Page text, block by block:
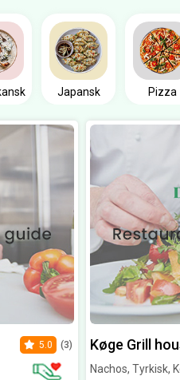
Japansk Pizza
5.0 (3) Køge Grill
Nachos, Tyrkisk,